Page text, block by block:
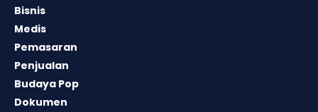
Bisnis
Medis
Pemasaran
Penjualan
Budaya Pop
Dokumen